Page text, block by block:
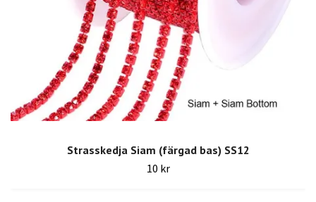
Strasskedja Siam (färgad bas) SS12
10 kr